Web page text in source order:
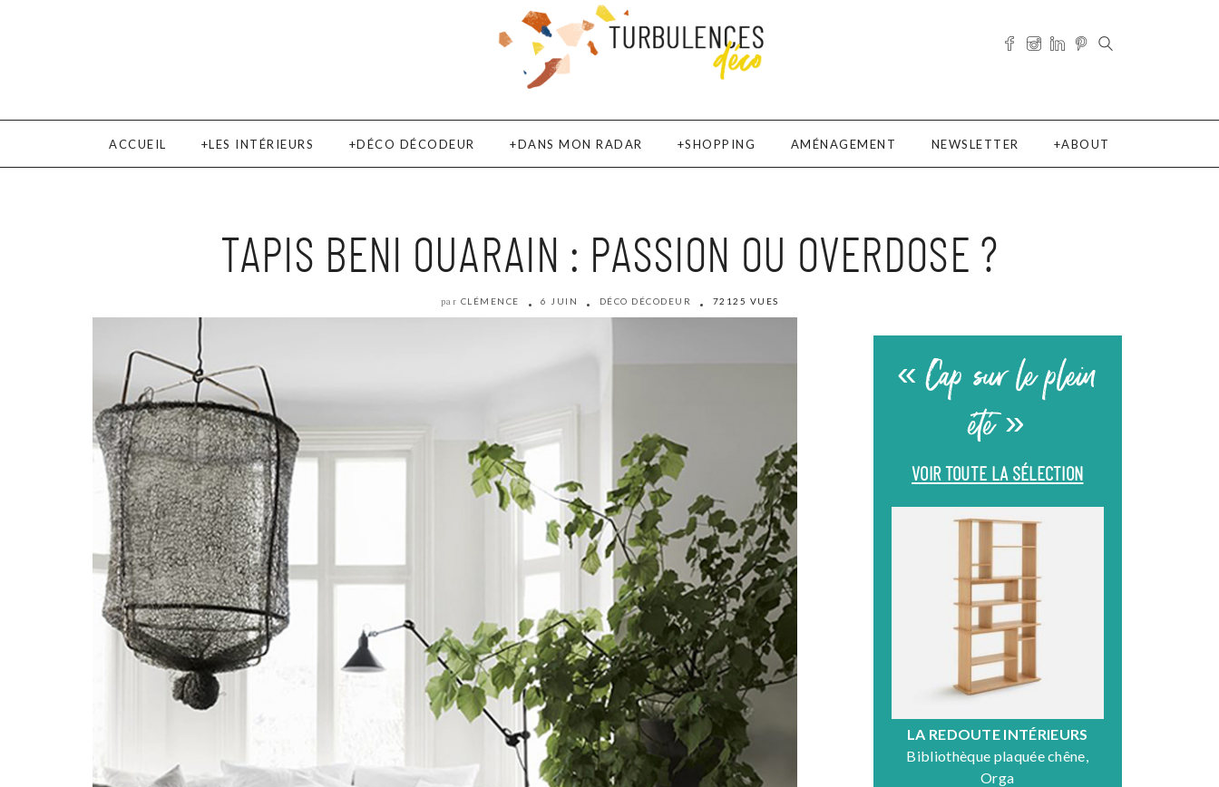
ACCUEIL LES INTÉRIEURS DÉCO DÉCODEUR DANS MON RADAR SHOPPING AMÉNAGEMENT NEWSLETTER ABOUT
TAPIS BENI OUARAIN : PASSION OU OVERDOSE ?
par CLÉMENCE 6 JUIN DÉCO DÉCODEUR 72125 VUES
« Cap sur le plein
été »
VOIR TOUTE LA SÉLECTION
LA REDOUTE INTÉRIEURS
Bibliothèque plaquée chêne,
Orga